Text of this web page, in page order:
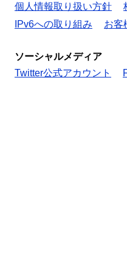
個人情報取り扱い方針
IPv6への取り組み
お客
ソーシャルメディア
Twitter公式アカウント